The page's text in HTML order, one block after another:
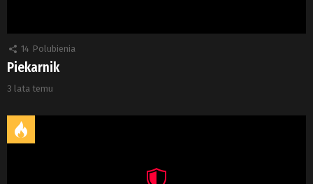
14 Polubienia
Piekarnik
3 lata temu